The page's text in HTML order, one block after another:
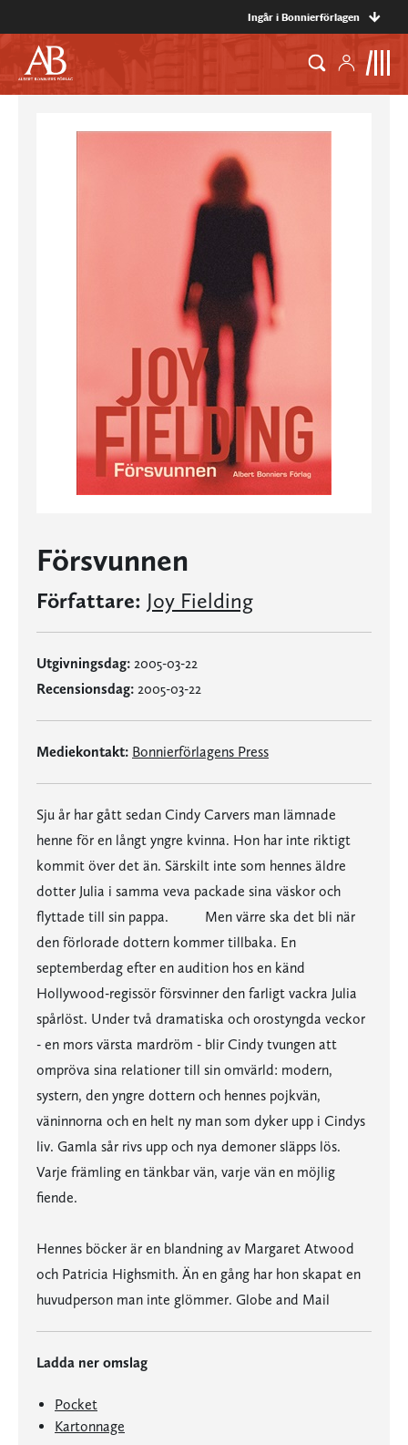
Ingår i Bonnierförlagen
Försvunnen
Författare: Joy Fielding
Utgivningsdag: 2005-03-22
Recensionsdag: 2005-03-22
Mediekontakt: Bonnierförlagens Press
Sju år har gått sedan Cindy Carvers man lämnade
henne för en långt yngre kvinna. Hon har inte riktigt
kommit över det än. Särskilt inte som hennes äldre
dotter Julia i samma veva packade sina väskor och
flyttade till sin pappa. Men värre ska det bli när
den förlorade dottern kommer tillbaka. En
septemberdag efter en audition hos en känd
Hollywood-regissör försvinner den farligt vackra Julia
spårlöst. Under två dramatiska och orostyngda veckor
- en mors värsta mardröm - blir Cindy tvungen att
ompröva sina relationer till sin omvärld: modern,
systern, den yngre dottern och hennes pojkvän,
väninnorna och en helt ny man som dyker upp i Cindys
liv. Gamla sår rivs upp och nya demoner släpps lös.
Varje främling en tänkbar vän, varje vän en möjlig
fiende.
Hennes böcker är en blandning av Margaret Atwood
och Patricia Highsmith. Än en gång har hon skapat en
huvudperson man inte glömmer. Globe and Mail
Ladda ner omslag
Pocket
Kartonnage